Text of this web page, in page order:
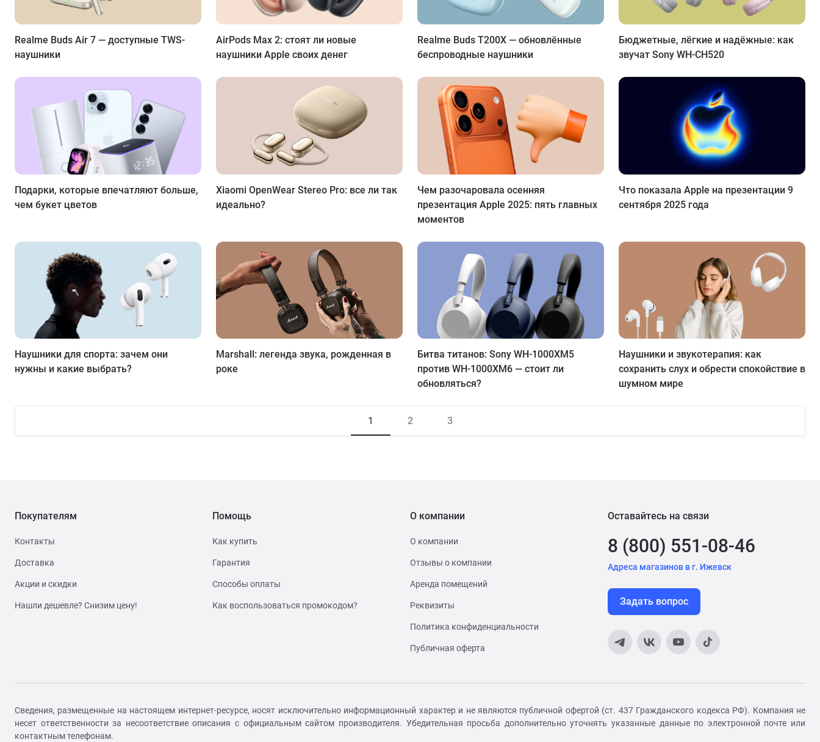
Realme Buds Air 7 — доступные TWS-
наушники
AirPods Max 2: стоят ли новые
наушники Apple своих денег
Realme Buds T200X — обновлённые
беспроводные наушники
Бюджетные, лёгкие и надёжные: как
звучат Sony WH-CH520
Подарки, которые впечатляют больше,
чем букет цветов
Xiaomi OpenWear Stereo Pro: все ли так
идеально?
Чем разочаровала осенняя
презентация Apple 2025: пять главных
моментов
Что показала Apple на презентации 9
сентября 2025 года
Наушники для спорта: зачем они
нужны и какие выбрать?
Marshall: легенда звука, рожденная в
роке
Битва титанов: Sony WH-1000XM5
против WH-1000XM6 — стоит ли
обновляться?
Наушники и звукотерапия: как
сохранить слух и обрести спокойствие в
шумном мире
1 2 3
Покупателям
Контакты
Доставка
Акции и скидки
Нашли дешевле? Снизим цену!
Помощь
Как купить
Гарантия
Способы оплаты
Как воспользоваться промокодом?
О компании
О компании
Отзывы о компании
Аренда помещений
Реквизиты
Политика конфиденциальности
Публичная оферта
Оставайтесь на связи
8 (800) 551-08-46
Адреса магазинов в г. Ижевск
Задать вопрос
Сведения, размещенные на настоящем интернет-ресурсе, носят исключительно информационный характер и не являются публичной офертой (ст. 437 Гражданского кодекса РФ). Компания не
несет ответственности за несоответствие описания с официальным сайтом производителя. Убедительная просьба дополнительно уточнять указанные данные по электронной почте или
контактным телефонам.